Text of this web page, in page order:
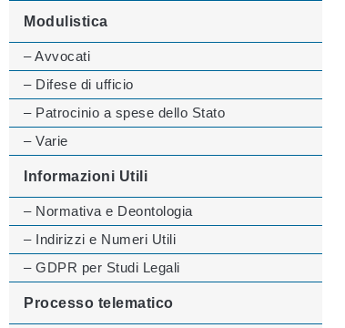
Modulistica
– Avvocati
– Difese di ufficio
– Patrocinio a spese dello Stato
– Varie
Informazioni Utili
– Normativa e Deontologia
– Indirizzi e Numeri Utili
– GDPR per Studi Legali
Processo telematico